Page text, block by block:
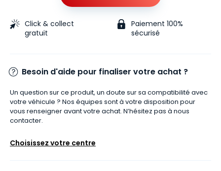
Click & collect
gratuit
Paiement 100%
sécurisé
Besoin d'aide pour finaliser votre achat ?
Un question sur ce produit, un doute sur sa compatibilité avec
votre véhicule ? Nos équipes sont à votre disposition pour
vous renseigner avant votre achat. N’hésitez pas à nous
contacter.
Choisissez votre centre